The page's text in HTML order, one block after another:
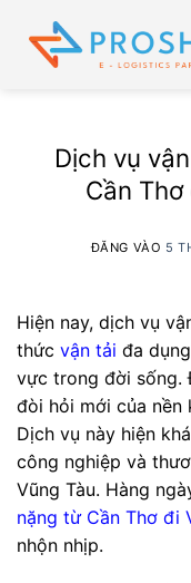
qua
Dịch vụ
Cần
ĐĂNG VÀO 5
Hiện nay, dịch vụ
thức vận tải đa
vực trong đời sống.
đòi hỏi mới của nền
Dịch vụ này hiện
công nghiệp và
Vũng Tàu. Hàng
nặng từ Cần Thơ đi
nhộn nhịp.